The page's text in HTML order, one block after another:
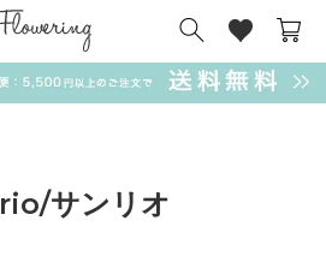
サンリオ
matsui サンリオ キーポーチ
SALE